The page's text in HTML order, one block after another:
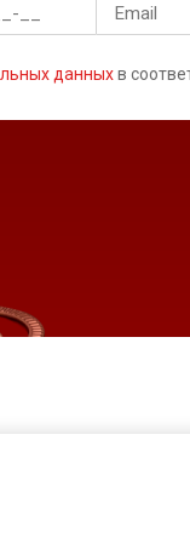
данныхв